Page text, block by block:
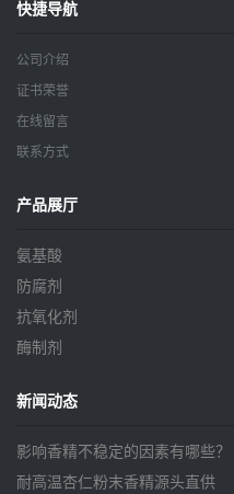
快捷导航
公司介绍
证书荣誉
在线留言
联系方式
产品展厅
氨基酸
防腐剂
抗氧化剂
酶制剂
新闻动态
影响香精不稳定的因素有哪些？
耐高温杏仁粉末香精源头直供